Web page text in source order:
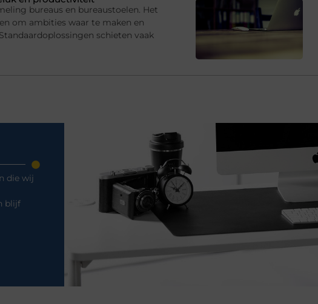
bureaus en bureaustoelen. Het
om ambities waar te maken en
schieten vaak
die wij
blijf